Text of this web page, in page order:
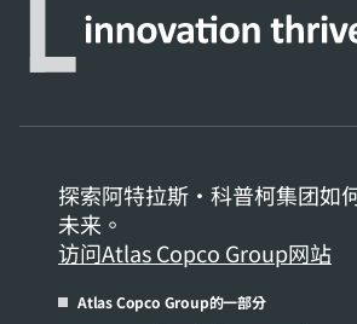
探索阿特拉斯·科普柯集团如
未来。
访问Atlas Copco Group网站
Atlas Copco Group的一部分